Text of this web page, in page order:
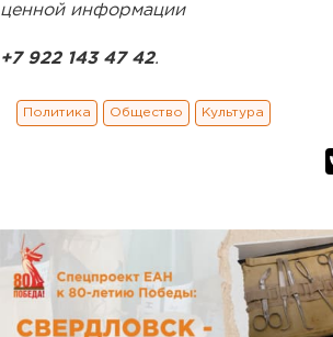
ценной информации
+7 922 143 47 42.
Политика Общество Культура